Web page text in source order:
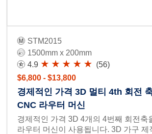
STM2015
1500mm x 200mm
4.9
(56)
$6,800 - $13,800
경제적인 가격 3D 멀티 4th 회전
CNC 라우터 머신
경제적인 가격 3D 4개의 4번째 회전축
라우터 머신이 사용됩니다. 3D 가구 제